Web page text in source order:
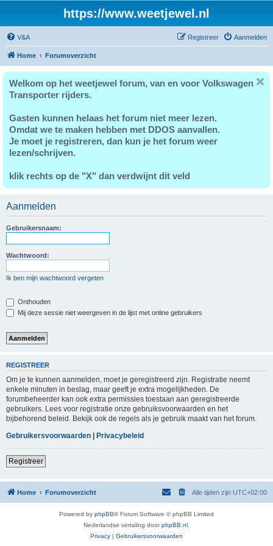
https://www.weetjewel.nl
V&A Aanmelden
Registreer
Home Forumoverzicht
Welkom op het weetjewel forum, van en voor Volkswagen
Transporter rijders.
Gasten kunnen helaas het forum niet meer lezen.
Omdat we te maken hebben met DDOS aanvallen.
Je moet je registreren, dan kun je het forum weer
lezen/schrijven.
klik rechts op de "X" dan verdwijnt dit veld
Aanmelden
Gebruikersnaam:
Wachtwoord:
Ik ben mijn wachtwoord vergeten
Onthouden
Mij deze sessie niet weergeven in de lijst met online gebruikers
REGISTREER
Om je te kunnen aanmelden, moet je geregistreerd zijn. Registratie neemt
enkele minuten in beslag, maar geeft je extra mogelijkheden. De
forumbeheerder kan ook extra permissies toestaan aan geregistreerde
gebruikers. Lees voor registratie onze gebruiksvoorwaarden en het
bijbehorend beleid. Bekijk ook de regels als je gebruik maakt van het forum.
Gebruikersvoorwaarden | Privacybeleid
Registreer
Home Forumoverzicht Alle tijden zijn UTC+02:00
Powered by phpBB® Forum Software © phpBB Limited
Nederlandse vertaling doorphpBB.nl
Privacy | Gebruikersvoorwaarden